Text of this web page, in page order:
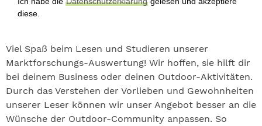
diese.
Viel Spaß beim Lesen und Studieren unserer
Marktforschungs-Auswertung! Wir hoffen, sie hilft dir
bei deinem Business oder deinen Outdoor-Aktivitäten.
Durch das Verstehen der Vorlieben und Gewohnheiten
unserer Leser können wir unser Angebot besser an die
Wünsche der Outdoor-Community anpassen. So